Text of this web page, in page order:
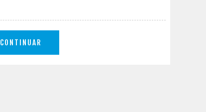
CONTINUAR